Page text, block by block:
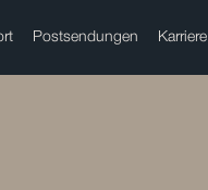
Postsendungen Karriere